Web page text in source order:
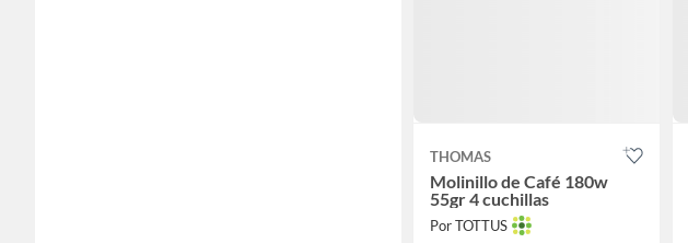
THOMAS
Molinillo de Café 180w
55gr 4 cuchillas
Por TOTTUS